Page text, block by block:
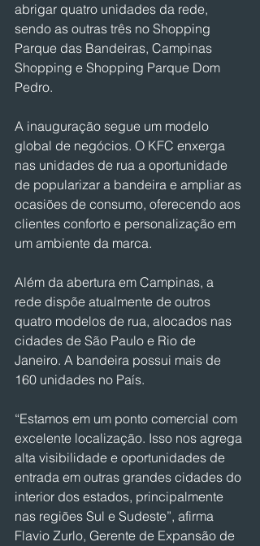
abrigar quatro unidades da rede,
sendo as outras três no Shopping
Parque das Bandeiras, Campinas
Shopping e Shopping Parque Dom
Pedro.
A inauguração segue um modelo
global de negócios. O KFC enxerga
nas unidades de rua a oportunidade
de popularizar a bandeira e ampliar as
ocasiões de consumo, oferecendo aos
clientes conforto e personalização em
um ambiente da marca.
Além da abertura em Campinas, a
rede dispõe atualmente de outros
quatro modelos de rua, alocados nas
cidades de São Paulo e Rio de
Janeiro. A bandeira possui mais de
160 unidades no País.
“Estamos em um ponto comercial com
excelente localização. Isso nos agrega
alta visibilidade e oportunidades de
entrada em outras grandes cidades do
interior dos estados, principalmente
nas regiões Sul e Sudeste”, afirma
Flavio Zurlo, Gerente de Expansão de